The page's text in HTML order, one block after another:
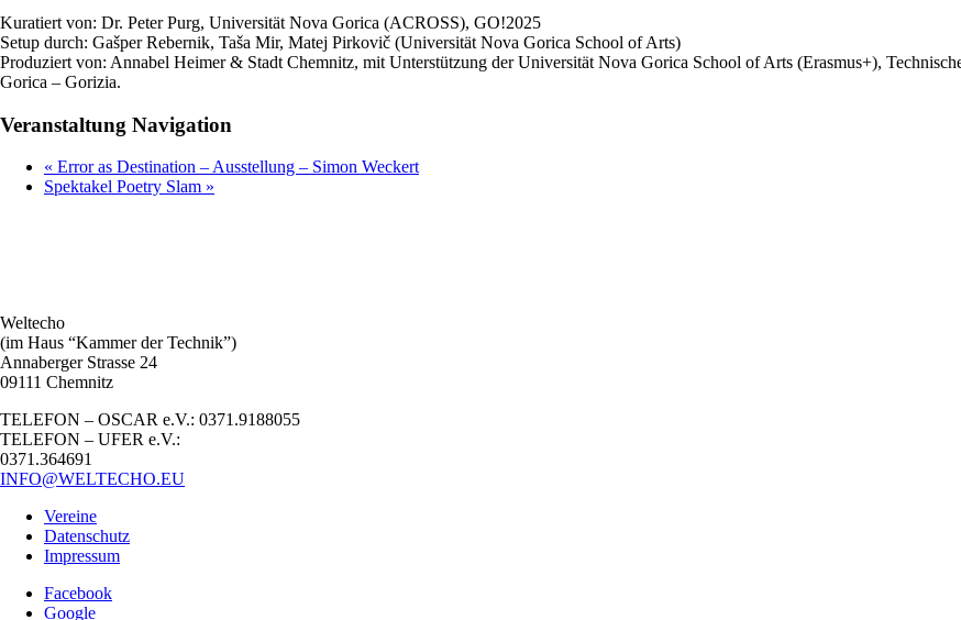
Kuratiert von: Dr. Peter Purg, Universität Nova Gorica (ACROSS), GO!2025
Setup durch: Gašper Rebernik, Taša Mir, Matej Pirkovič (Universität Nova Gorica School of Arts)
Produziert von: Annabel Heimer & Stadt Chemnitz, mit Unterstützung der Universität Nova Gorica School of Arts (Erasmus+),
Gorica – Gorizia.
Veranstaltung Navigation
« Error as Destination – Ausstellung – Simon Weckert
Spektakel Poetry Slam »
Weltecho
(im Haus “Kammer der Technik”)
Annaberger Strasse 24
09111 Chemnitz
TELEFON – OSCAR e.V.: 0371.9188055
TELEFON – UFER e.V.:
0371.364691
INFO@WELTECHO.EU
Vereine
Datenschutz
Impressum
Facebook
Google